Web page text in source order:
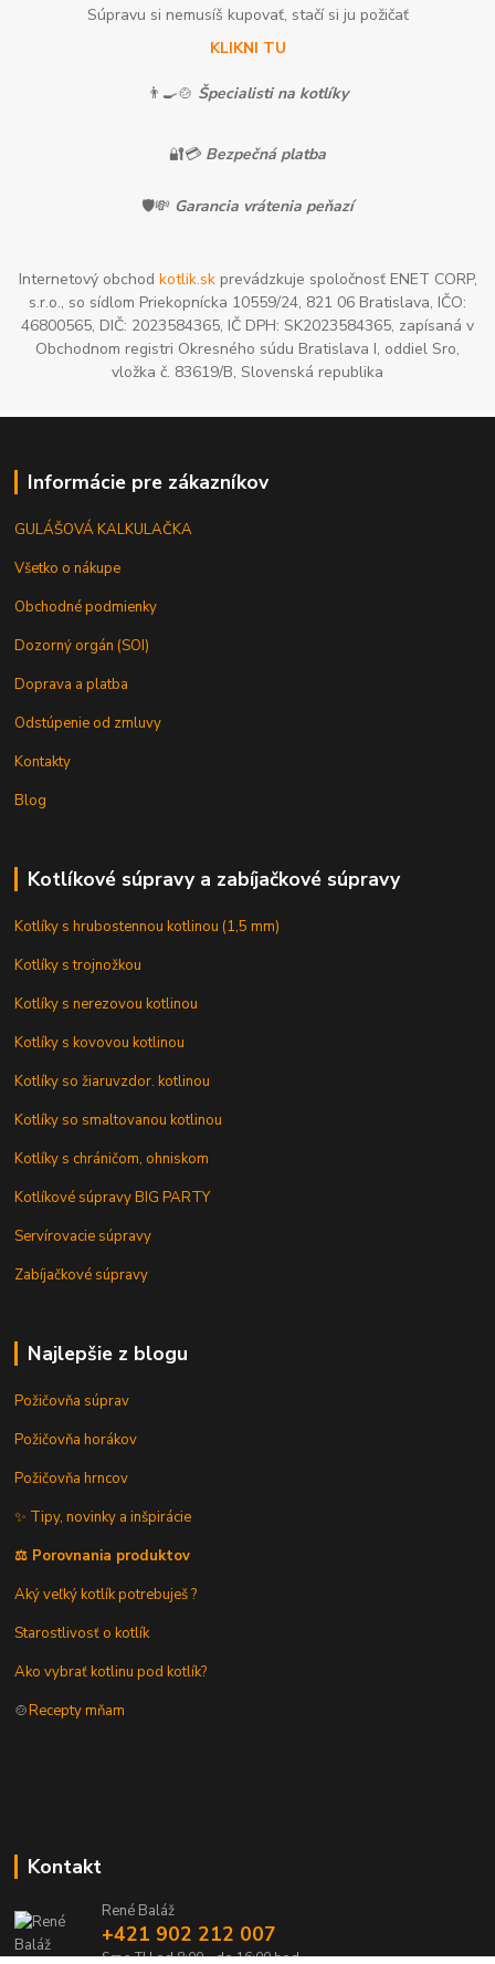
Súpravu si nemusíš kupovať, stačí si ju požičať
KLIKNI TU
👨‍🍳🍲 Špecialisti na kotlíky
🔐💳 Bezpečná platba
🛡️💸 Garancia vrátenia peňazí
Internetový obchod kotlik.skprevádzkuje spoločnosť ENET CORP,
s.r.o., so sídlom Priekopnícka 10559/24, 821 06 Bratislava, IČO:
46800565, DIČ: 2023584365, IČ DPH: SK2023584365, zapísaná v
Obchodnom registri Okresného súdu Bratislava I, oddiel Sro,
vložka č. 83619/B, Slovenská republika
Informácie pre zákazníkov
GULÁŠOVÁ KALKULAČKA
Všetko o nákupe
Obchodné podmienky
Dozorný orgán (SOI)
Doprava a platba
Odstúpenie od zmluvy
Kontakty
Blog
Kotlíkové súpravy a zabíjačkové súpravy
Kotlíky s hrubostennou kotlinou (1,5 mm)
Kotlíky s trojnožkou
Kotlíky s nerezovou kotlinou
Kotlíky s kovovou kotlinou
Kotlíky so žiaruvzdor. kotlinou
Kotlíky so smaltovanou kotlinou
Kotlíky s chráničom, ohniskom
Kotlíkové súpravy BIG PARTY
Servírovacie súpravy
Zabíjačkové súpravy
Najlepšie z blogu
Požičovňa súprav
Požičovňa horákov
Požičovňa hrncov
✨ Tipy, novinky a inšpirácie
⚖️ Porovnania produktov
Aký veľký kotlík potrebuješ ?
Starostlivosť o kotlík
Ako vybrať kotlinu pod kotlík?
🍲Recepty mňam
Kontakt
René Baláž
+421 902 212 007
Sme TU od 8:00 - do 16:00 hod